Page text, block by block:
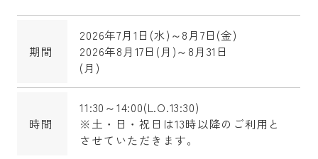
期間
2026年7月1日(水)～8月7日(金)
2026年8月17日(月)～8月31日
(月)
時間
11:30～14:00(L.O.13:30)
※土・日・祝日は13時以降のご利用と
させていただきます。